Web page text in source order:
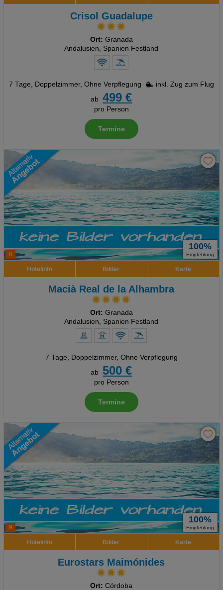
Crisol Guadalupe
Ort: Granada
Andalusien, Spanien Festland
7 Tage, Doppelzimmer, Ohne Verpflegung
inkl. Zug zum Flug
ab
499 €
pro Person
Termine
8
100%
Empfehlung
Hotelinfo Bilder Karte
Macià Real de la Alhambra
Ort: Granada
Andalusien, Spanien Festland
7 Tage, Doppelzimmer, Ohne Verpflegung
ab
500 €
pro Person
Termine
9
100%
Empfehlung
Hotelinfo Bilder Karte
Eurostars Maimónides
Ort: Córdoba